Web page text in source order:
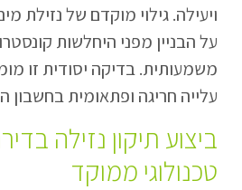
ויעילה. גילוי מוקדם של נזילת
על הבניין מפני היחלשות
משמעותית. בדיקה יסודית זו
עלייה חריגה ופתאומית בחשבון
ביצוע תיקון נזילה
טכנולוגי ממוקד